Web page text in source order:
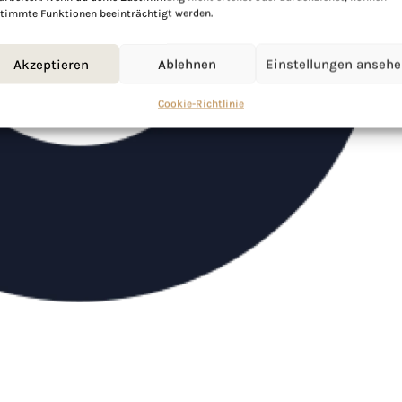
Funktionen beeinträchtigt werden.
Akzeptieren Ablehnen Einstellungen
Cookie-Richtlinie